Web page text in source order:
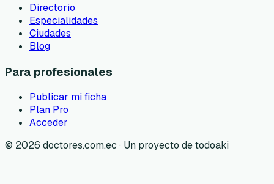
Directorio
Especialidades
Ciudades
Blog
Para profesionales
Publicar mi ficha
Plan Pro
Acceder
© 2026 doctores.com.ec · Un proyecto de todoaki